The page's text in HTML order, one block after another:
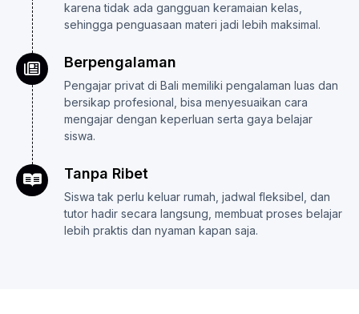
karena tidak ada gangguan keramaian kelas,
sehingga penguasaan materi jadi lebih maksimal.
Berpengalaman
Pengajar privat di Bali memiliki pengalaman luas dan
bersikap profesional, bisa menyesuaikan cara
mengajar dengan keperluan serta gaya belajar
siswa.
Tanpa Ribet
Siswa tak perlu keluar rumah, jadwal fleksibel, dan
tutor hadir secara langsung, membuat proses belajar
lebih praktis dan nyaman kapan saja.